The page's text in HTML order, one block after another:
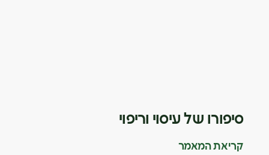
סיפורו של עיסוי וריפוי
קריאת המאמר